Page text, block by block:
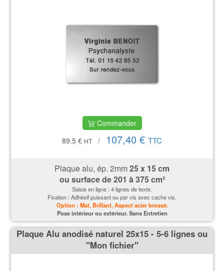
Commander
89.5 € HT / 107,40 € TTC
Plaque alu, ép. 2mm25 x 15 cm
ou surface de201 à 375 cm²
Saisie en ligne : 4 lignes de texte.
Fixation : Adhésif puissant ou par vis avec cache vis.
Option : Mat, Brillant, Aspect acier brossé.
Pose intérieur ou extérieur. Sans Entretien
Plaque Alu anodisé naturel 25x15 - 5-6 lignes ou
''Mon fichier''